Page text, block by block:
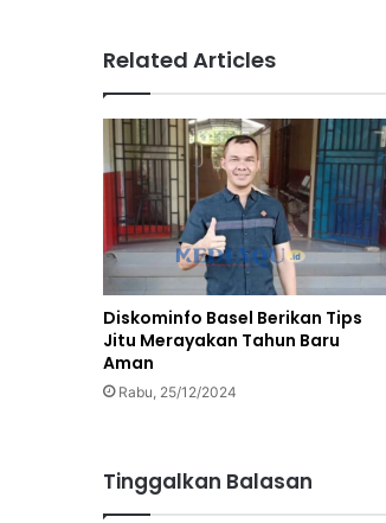
Related Articles
Diskominfo Basel Berikan Tips
Jitu Merayakan Tahun Baru
Aman
Rabu, 25/12/2024
Tinggalkan Balasan